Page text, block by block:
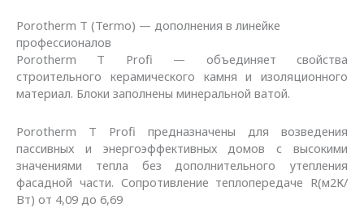
Porotherm T (Termo) — дополнения в линейке
профессионалов
Porotherm T Profi — объединяет свойства
строительного керамического камня и изоляционного
материал. Блоки заполнены минеральной ватой.
Porotherm T Profi предназначены для возведения
пассивных и энергоэффективных домов с высокими
значениями тепла без дополнительного утепления
фасадной части. Сопротивление теплопередаче R(м2К/
Вт) от 4,09 до 6,69